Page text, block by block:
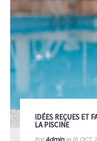
IDÉES REÇUES ET
LA PISCINE